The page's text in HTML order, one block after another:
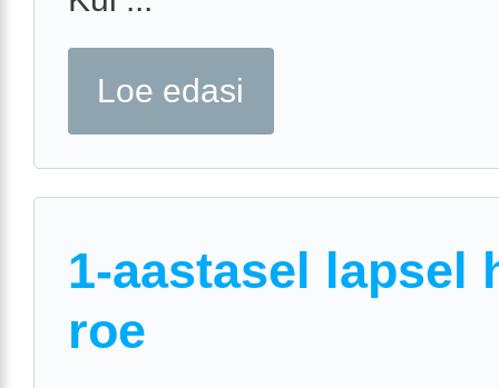
Loe edasi
1-aastasel lapsel
roe